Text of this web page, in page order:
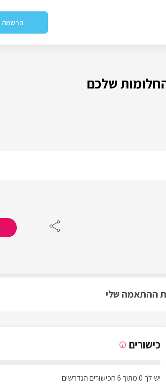
הרשמה
שלכם
ההתאמה שלי
כישורים i
יש לך 0 מתוך 6 הכישורים הנדרשים